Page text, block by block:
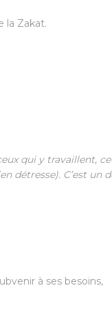
la Zakat.
qui y travaillent,
détresse). C’est un
à ses besoins,